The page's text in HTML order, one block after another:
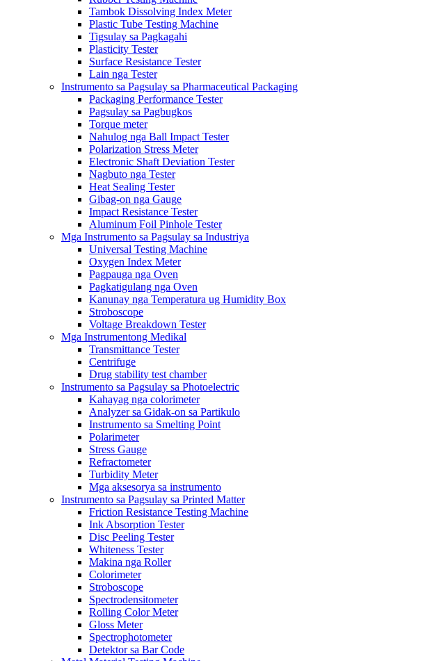
Tambok Dissolving Index Meter
Plastic Tube Testing Machine
Tigsulay sa Pagkagahi
Plasticity Tester
Surface Resistance Tester
Lain nga Tester
Instrumento sa Pagsulay sa Pharmaceutical Packaging
Packaging Performance Tester
Pagsulay sa Pagbugkos
Torque meter
Nahulog nga Ball Impact Tester
Polarization Stress Meter
Electronic Shaft Deviation Tester
Nagbuto nga Tester
Heat Sealing Tester
Gibag-on nga Gauge
Impact Resistance Tester
Aluminum Foil Pinhole Tester
Mga Instrumento sa Pagsulay sa Industriya
Universal Testing Machine
Oxygen Index Meter
Pagpauga nga Oven
Pagkatigulang nga Oven
Kanunay nga Temperatura ug Humidity Box
Stroboscope
Voltage Breakdown Tester
Mga Instrumentong Medikal
Transmittance Tester
Centrifuge
Drug stability test chamber
Instrumento sa Pagsulay sa Photoelectric
Kahayag nga colorimeter
Analyzer sa Gidak-on sa Partikulo
Instrumento sa Smelting Point
Polarimeter
Stress Gauge
Refractometer
Turbidity Meter
Mga aksesorya sa instrumento
Instrumento sa Pagsulay sa Printed Matter
Friction Resistance Testing Machine
Ink Absorption Tester
Disc Peeling Tester
Whiteness Tester
Makina nga Roller
Colorimeter
Stroboscope
Spectrodensitometer
Rolling Color Meter
Gloss Meter
Spectrophotometer
Detektor sa Bar Code